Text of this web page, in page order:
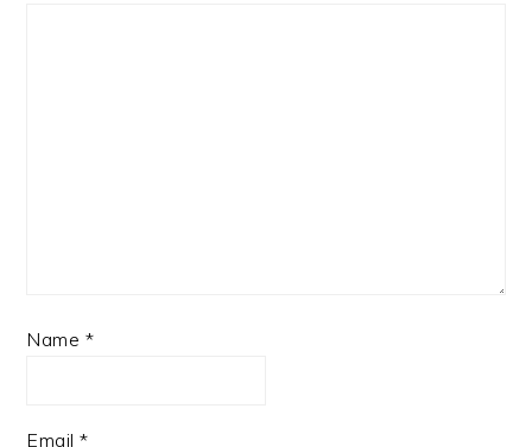
Name *
Email*